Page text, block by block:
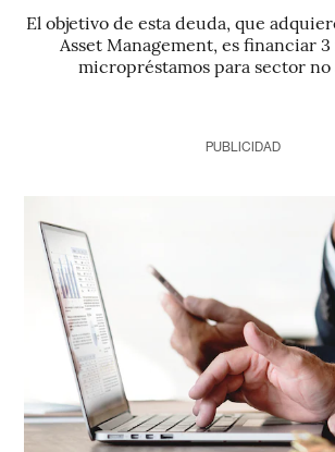
El objetivo de esta deuda, que
Asset Management, es financiar
micropréstamos para sector
PUBLICIDAD